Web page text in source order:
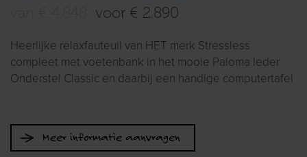
voor € 2.890
Heerlijke relaxfauteuil van HET merk Stressless
compleet met voetenbank in het mooie Paloma leder
Onderstel Classic en daarbij een handige computertafel
Meer informatie aanvragen